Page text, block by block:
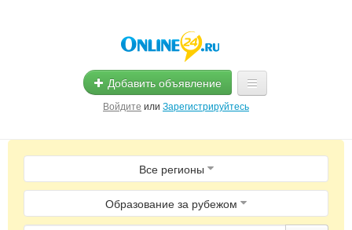
Добавить объявление
Войдите или Зарегистрируйтесь
Главная
Помощь
Услуги
Все регионы
Образование за рубежом